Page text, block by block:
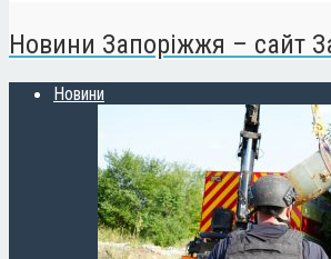
Новини Запоріжжя – сайт
Новини